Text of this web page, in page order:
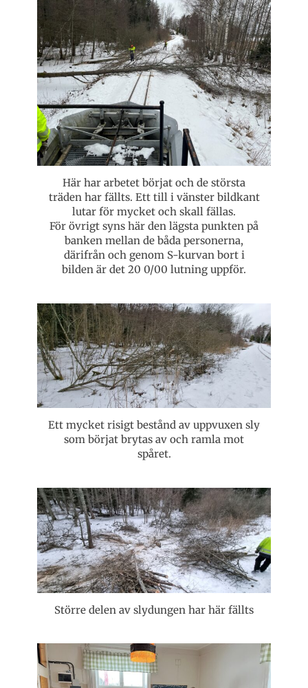
Här har arbetet börjat och de största
träden har fällts. Ett till i vänster bildkant
lutar för mycket och skall fällas.
För övrigt syns här den lägsta punkten på
banken mellan de båda personerna,
därifrån och genom S-kurvan bort i
bilden är det 20 0/00 lutning uppför.
Ett mycket risigt bestånd av uppvuxen sly
som börjat brytas av och ramla mot
spåret.
Större delen av slydungen har här fällts